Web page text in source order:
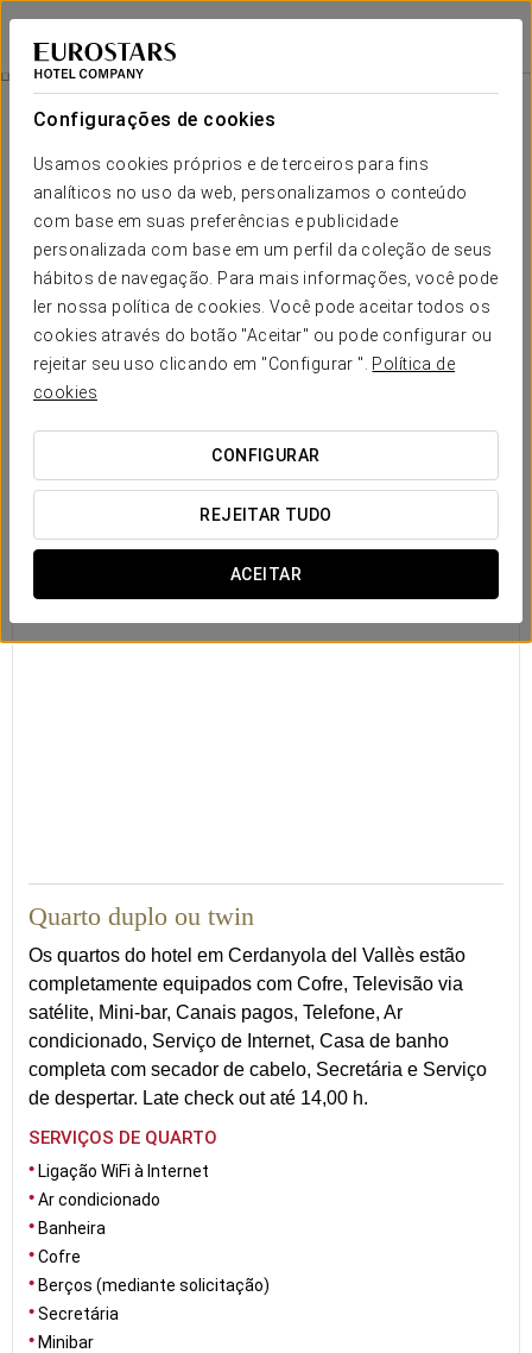
Configurações de cookies
Usamos cookies próprios e de terceiros para fins
analíticos no uso da web, personalizamos o conteúdo
com base em suas preferências e publicidade
personalizada com base em um perfil da coleção de seus
hábitos de navegação. Para mais informações, você pode
ler nossa política de cookies. Você pode aceitar todos os
cookies através do botão "Aceitar" ou pode configurar ou
rejeitar seu uso clicando em "Configurar ". Política de
cookies
CONFIGURAR
REJEITAR TUDO
ACEITAR
Exe Parc del Vallés
BARCELONA - CERDANYOLA DEL VALLÈS
Quartos
Quartos
O conforto e descanso que necessita
O Exe Parc del Vallès dispõe de 83 quartos totalmente renovados,
muito espaçosos e cómodos. Os quartos têm WiFi gratuito, mesa de
trabalho, TV por satélite e menu de almofadas. As 7 suites do hotel
contam também com cama de tamanho king size.
SERVIÇOS EM DESTAQUE
Internet
Quarto duplo ou twin
Os quartos do hotel em Cerdanyola del Vallès estão
completamente equipados com Cofre, Televisão via
satélite, Mini-bar, Canais pagos, Telefone, Ar
condicionado, Serviço de Internet, Casa de banho
completa com secador de cabelo, Secretária e Serviço
de despertar. Late check out até 14,00 h.
SERVIÇOS DE QUARTO
Ligação WiFi à Internet
Ar condicionado
Banheira
Cofre
Berços (mediante solicitação)
Secretária
Minibar